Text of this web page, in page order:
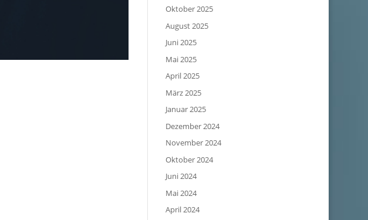
Oktober 2025
August 2025
Juni 2025
Mai 2025
April 2025
März 2025
Januar 2025
Dezember 2024
November 2024
Oktober 2024
Juni 2024
Mai 2024
April 2024